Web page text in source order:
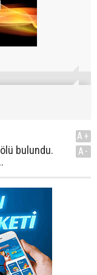
bulundu.
A+
A-